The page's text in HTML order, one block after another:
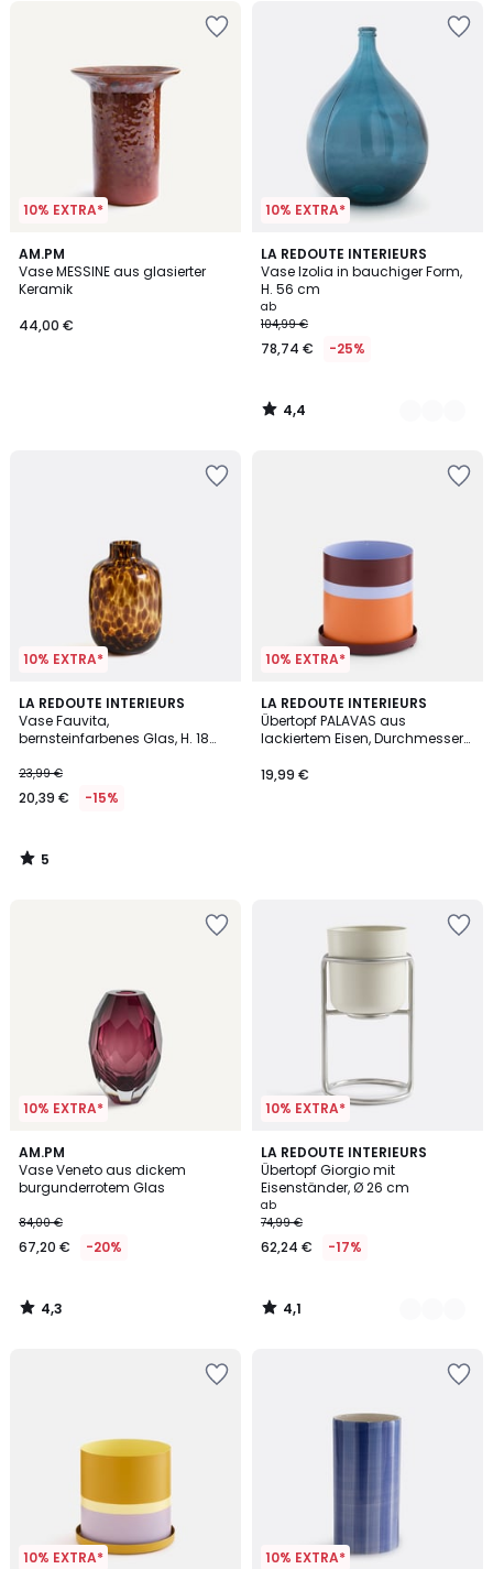
10% EXTRA*
AM.PM
Vase MESSINE aus glasierter
Keramik
44,00 €
10% EXTRA*
LA REDOUTE INTERIEURS
Vase Izolia in bauchiger Form,
H. 56 cm
ab
104,99 €
78,74 € -25%
4,4
/ 5
4
Farben
4,4
/
10% EXTRA*
LA REDOUTE INTERIEURS
Vase Fauvita,
bernsteinfarbenes Glas, H. 18
23,99 €
20,39 € -15%
5
/
5
5
/
10% EXTRA*
LA REDOUTE INTERIEURS
Übertopf PALAVAS aus
lackiertem Eisen, Durchmesser
19,99 €
10% EXTRA*
AM.PM
Vase Veneto aus dickem
burgunderrotem Glas
84,00 €
67,20 € -20%
4,3
/ 5
4,3
/
10% EXTRA*
LA REDOUTE INTERIEURS
Übertopf Giorgio mit
Eisenständer, Ø 26 cm
ab
74,99 €
62,24 € -17%
4,1
/ 5
2
Farben
4,1
/
10% EXTRA* 10% EXTRA*